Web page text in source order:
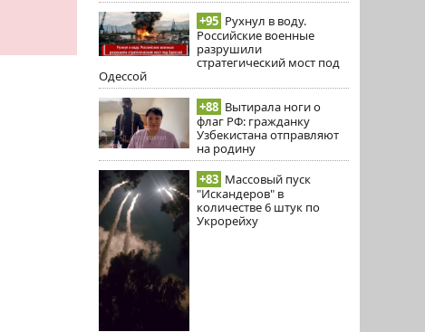
+95 Рухнул в воду.
Российские военные
разрушили
стратегический мост под
Одессой
+88 Вытирала ноги о
флаг РФ: гражданку
Узбекистана отправляют
на родину
+83 Массовый пуск
"Искандеров" в
количестве 6 штук по
Укрорейху